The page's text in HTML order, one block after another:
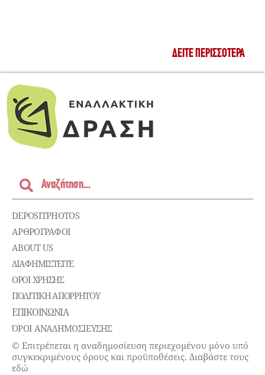
ΔΕΊΤΕ ΠΕΡΙΣΣΌΤΕΡΑ
DEPOSITPHOTOS
ΑΡΘΡΟΓΡΑΦΟΙ
ABOUT US
ΔΙΑΦΗΜΙΣΤΕΊΤΕ
ΌΡΟΙ ΧΡΉΣΗΣ
ΠΟΛΙΤΙΚΉ ΑΠΟΡΡΉΤΟΥ
ΕΠΙΚΟΙΝΩΝΊΑ
ΌΡΟΙ ΑΝΑΔΗΜΟΣΙΕΥΣΗΣ
© Επιτρέπεται η αναδημοσίευση περιεχομένου μόνο υπό
συγκεκριμένους όρους και προϋποθέσεις. Διαβάστε τους
εδώ